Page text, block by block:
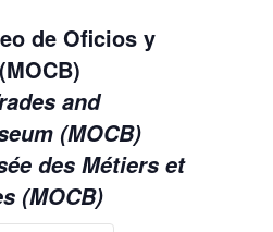
de Oficios y
and
(MOCB)
des Métiers et
(MOCB)